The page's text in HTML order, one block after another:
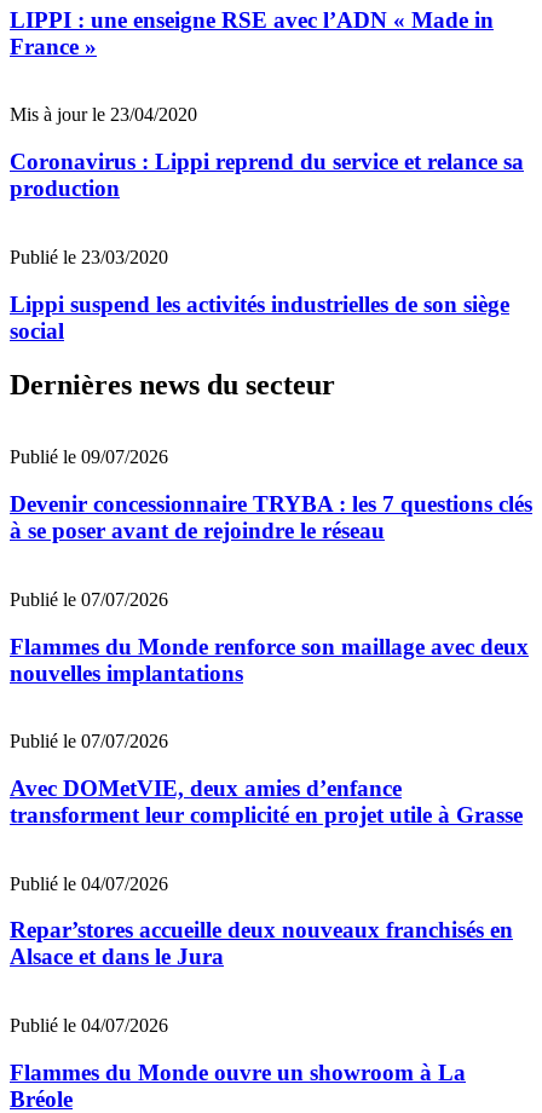
LIPPI : une enseigne RSE avec l’ADN « Made in
France »
Mis à jour le 23/04/2020
Coronavirus : Lippi reprend du service et relance sa
production
Publié le 23/03/2020
Lippi suspend les activités industrielles de son siège
social
Dernières news du secteur
Publié le 09/07/2026
Devenir concessionnaire TRYBA : les 7 questions clés
à se poser avant de rejoindre le réseau
Publié le 07/07/2026
Flammes du Monde renforce son maillage avec deux
nouvelles implantations
Publié le 07/07/2026
Avec DOMetVIE, deux amies d’enfance
transforment leur complicité en projet utile à Grasse
Publié le 04/07/2026
Repar’stores accueille deux nouveaux franchisés en
Alsace et dans le Jura
Publié le 04/07/2026
Flammes du Monde ouvre un showroom à La
Bréole